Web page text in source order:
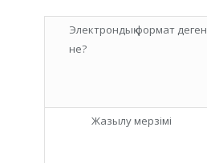
Электрондық формат деген
не?
Жазылу мерзімі